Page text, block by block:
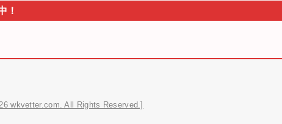
wkvetter.com. All Rights Reserved.]